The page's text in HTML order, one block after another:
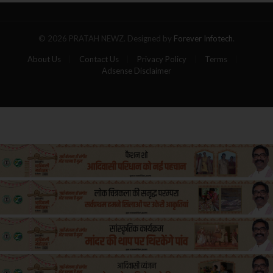
© 2026 PRATAH NEWZ. Designed by Forever Infotech
About Us Contact Us Privacy Policy
Terms
Adsense Disclaimer